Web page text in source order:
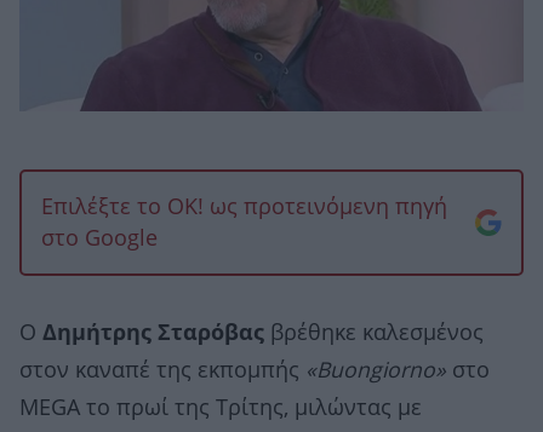
Επιλέξτε το OK! ως προτεινόμενη πηγή
στο Google
Ο Δημήτρης Σταρόβας βρέθηκε καλεσμένος
στον καναπέ της εκπομπής «Buongiorno» στο
MEGA το πρωί της Τρίτης, μιλώντας με